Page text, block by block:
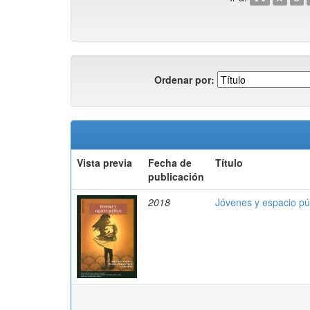
Ordenar por:
Vista previa
Fecha de
publicación
Título
2018 Jóvenes y espacio